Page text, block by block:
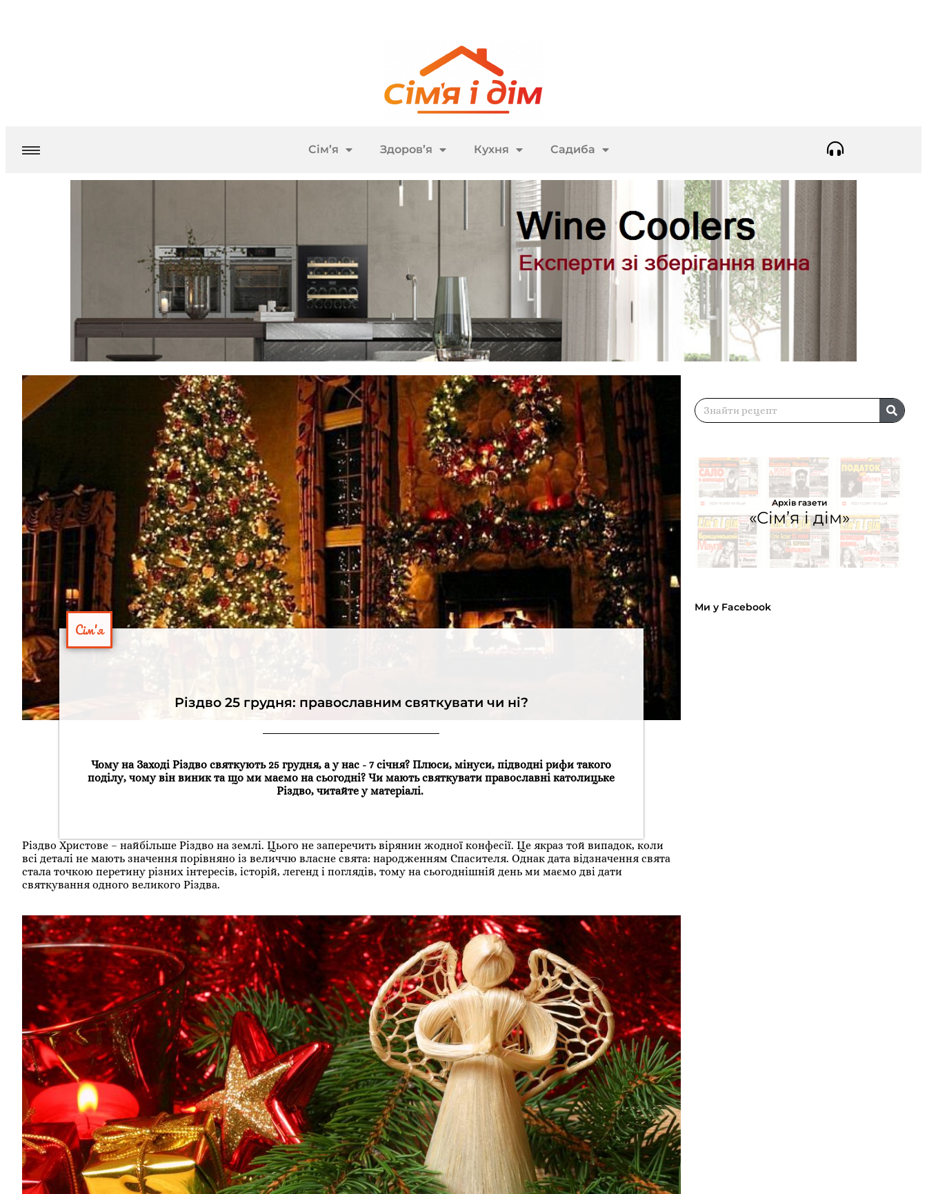
Сім’я Здоров’я Кухня Садиба
Сім'я
Різдво 25 грудня: православним святкувати чи ні?
Чому на Заході Різдво святкують 25 грудня, а у нас - 7 січня? Плюси, мінуси, підводні рифи такого
поділу, чому він виник та що ми маємо на сьогодні? Чи мають святкувати православні католицьке
Різдво, читайте у матеріалі.
Різдво Христове – найбільше Різдво на землі. Цього не заперечить вірянин жодної конфесії. Це якраз той випадок, коли
всі деталі не мають значення порівняно із величчю власне свята: народженням Спасителя. Однак дата відзначення свята
стала точкою перетину різних інтересів, історій, легенд і поглядів, тому на сьогоднішній день ми маємо дві дати
святкування одного великого Різдва.
Архів газети
«Сім’я і дім»
Ми у Facebook